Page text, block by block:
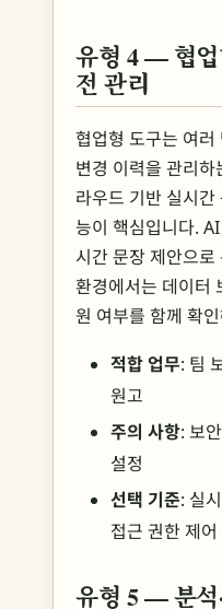
유형 4 — 협
전 관리
협업형 도구는 여
변경 이력을 관리
라우드 기반 실시
능이 핵심입니다.
시간 문장 제안으
환경에서는 데이터
원 여부를 함께 확
적합 업무: 팀
원고
주의 사항: 보
설정
선택 기준: 실
접근 권한 제어
유형 5 — 분석